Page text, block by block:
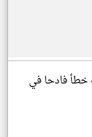
خطأ فادحا في